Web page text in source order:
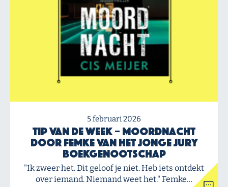
5 februari 2026
Tip van de Week – Moordnacht
door Femke van het Jonge Jury
Boekgenootschap
"Ik zweer het. Dit geloof je niet. Heb iets ontdekt
over iemand. Niemand weet het." Femke…